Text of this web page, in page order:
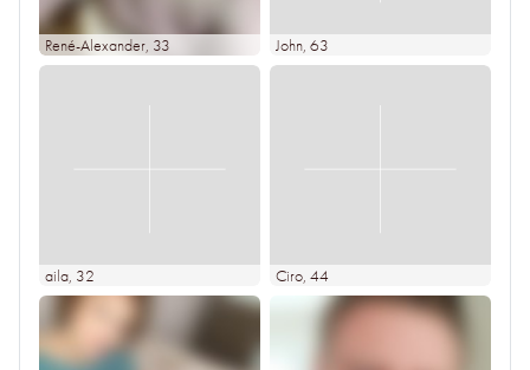
René-Alexander, 33 John, 63
aila, 32 Ciro, 44